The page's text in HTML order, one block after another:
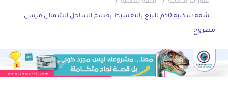
عقارات سكنية شقة سكنية
شقة سكنية 50م للبيع بالتقسيط بقسم الساحل الشمالى مرسى
مطروح